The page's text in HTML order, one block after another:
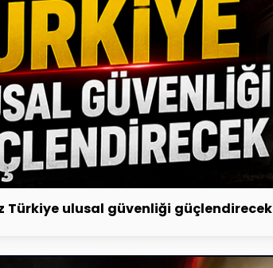
Türkiye ulusal güvenliği güçlendirecek